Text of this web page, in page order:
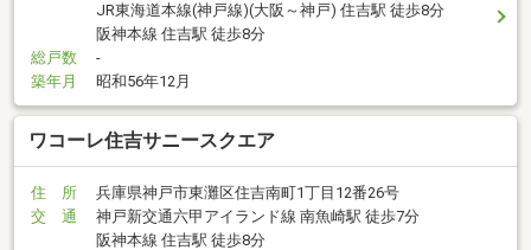
JR東海道本線(神戸線)(大阪～神戸) 住吉駅 徒歩8分
阪神本線 住吉駅 徒歩8分
総戸数
-
築年月
昭和56年12月
ワコーレ住吉サニースクエア
住 所
兵庫県神戸市東灘区住吉南町1丁目12番26号
交 通
神戸新交通六甲アイランド線 南魚崎駅 徒歩7分
阪神本線 住吉駅 徒歩8分